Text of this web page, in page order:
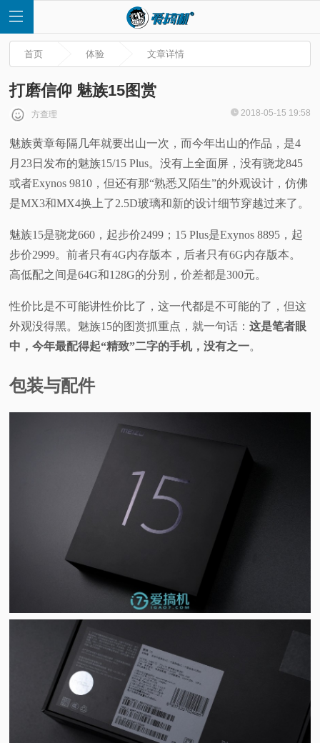
页
快
讯
评
测
视
频
科
首页 体验 文章详情
打磨信仰 魅族15图赏
方查理 2018-05-15 19:58
魅族黄章每隔几年就要出山一次，而今年出山的作品，是4
月23日发布的魅族15/15 Plus。没有上全面屏，没有骁龙845
或者Exynos 9810，但还有那“熟悉又陌生”的外观设计，仿佛
是MX3和MX4换上了2.5D玻璃和新的设计细节穿越过来了。
魅族15是骁龙660，起步价2499；15 Plus是Exynos 8895，起
步价2999。前者只有4G内存版本，后者只有6G内存版本。
高低配之间是64G和128G的分别，价差都是300元。
性价比是不可能讲性价比了，这一代都是不可能的了，但这
外观没得黑。魅族15的图赏抓重点，就一句话：这是笔者眼
中，今年最配得起“精致”二字的手机，没有之一。
包装与配件